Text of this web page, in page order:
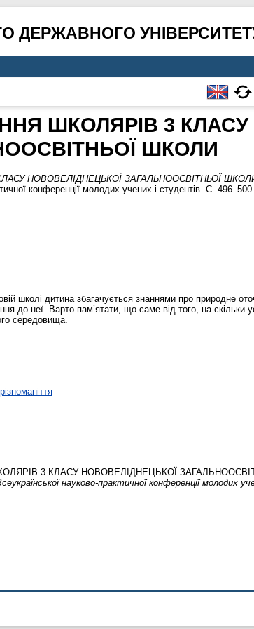
ДЕРЖАВНОГО
ШКОЛЯРІВ 3 КЛАСУ
ШКОЛИ
НОВОВЕЛІДНЕЦЬКОЇ ЗАГАЛЬНООСВІТНЬОЇ
конференції молодих учених і студентів. С. 496–500.
школі дитина збагачується знаннями про природне
до неї. Варто пам’ятати, що саме від того, на скільки
середовища.
3 КЛАСУ НОВОВЕЛІДНЕЦЬКОЇ
науково-практичної конференції молодих